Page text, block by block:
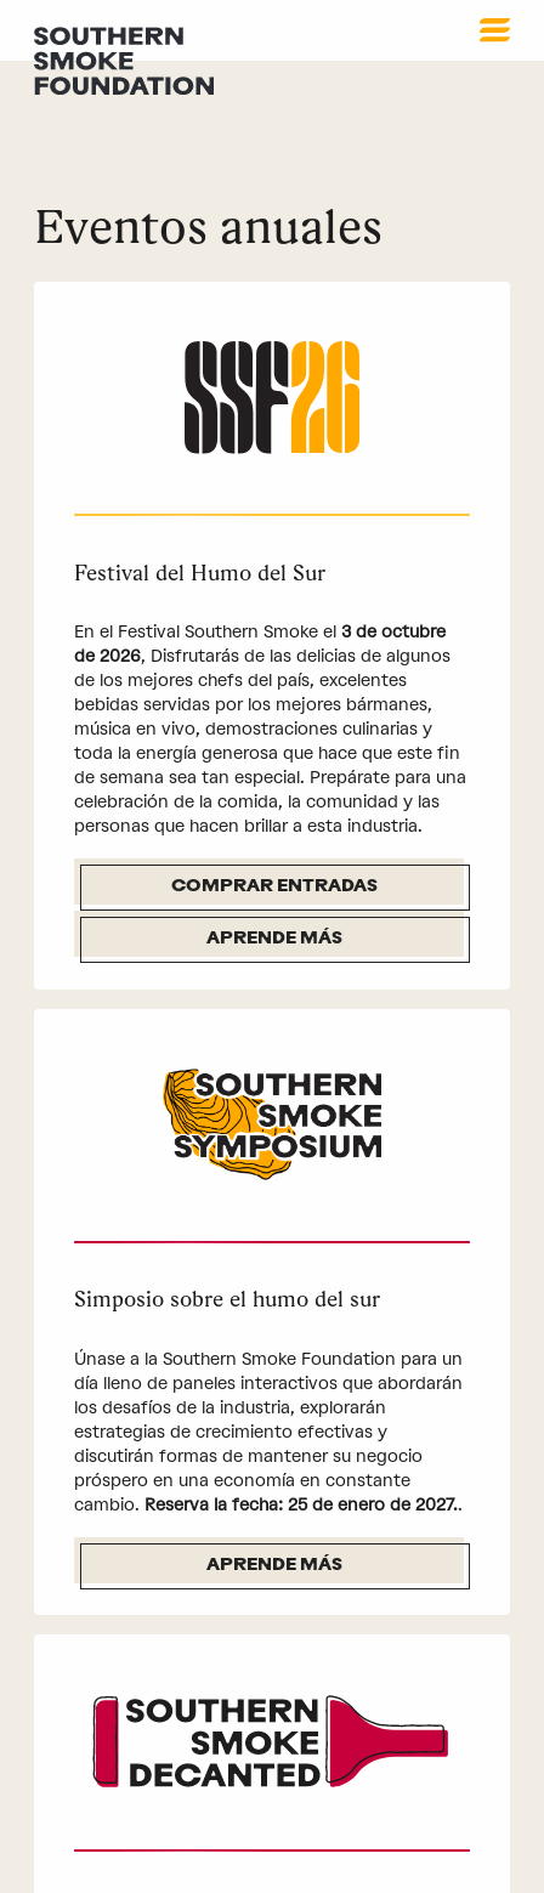
Eventos anuales
Festival del Humo del Sur
En el Festival Southern Smoke el 3 de octubre
de 2026, Disfrutarás de las delicias de algunos
de los mejores chefs del país, excelentes
bebidas servidas por los mejores bármanes,
música en vivo, demostraciones culinarias y
toda la energía generosa que hace que este fin
de semana sea tan especial. Prepárate para una
celebración de la comida, la comunidad y las
personas que hacen brillar a esta industria.
COMPRAR ENTRADAS
APRENDE MÁS
Simposio sobre el humo del sur
Únase a la Southern Smoke Foundation para un
día lleno de paneles interactivos que abordarán
los desafíos de la industria, explorarán
estrategias de crecimiento efectivas y
discutirán formas de mantener su negocio
próspero en una economía en constante
cambio. Reserva la fecha: 25 de enero de 2027..
APRENDE MÁS